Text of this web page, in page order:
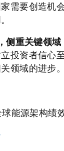
需要创造机
侧重关键领域
投资者信心
领域的进步。
能源架构绩